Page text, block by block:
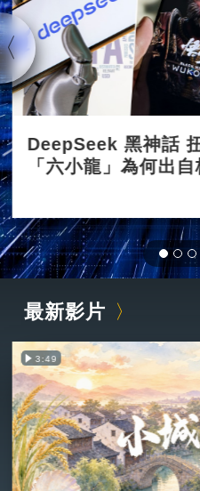
DeepSeek 黑神話
「六小龍」為何出自
最新影片
3:49